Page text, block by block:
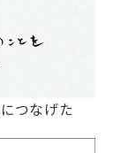
につなげた